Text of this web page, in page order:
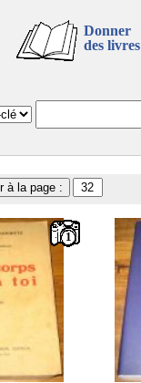
Donner
des livres
1